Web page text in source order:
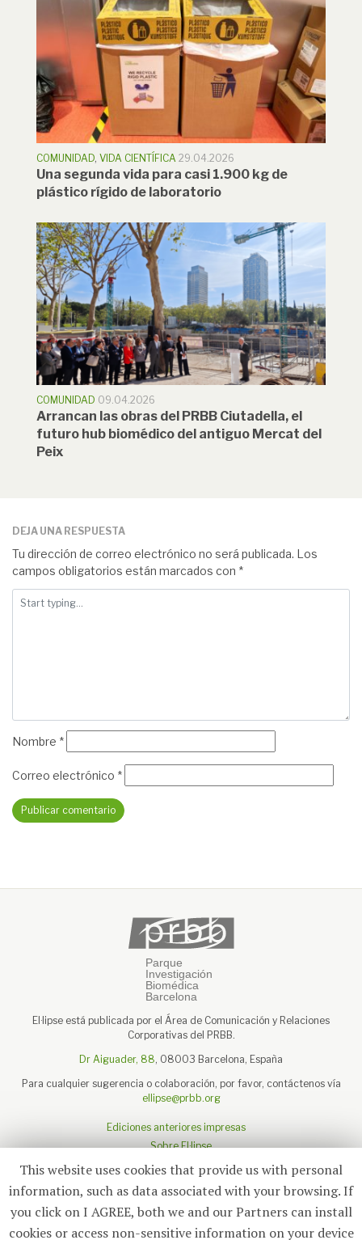
COMUNIDAD, VIDA CIENTÍFICA 29.04.2026
Una segunda vida para casi 1.900 kg de
plástico rígido de laboratorio
COMUNIDAD 09.04.2026
Arrancan las obras del PRBB Ciutadella, el
futuro hub biomédico del antiguo Mercat del
Peix
DEJA UNA RESPUESTA
Tu dirección de correo electrónico no será publicada. Los
campos obligatorios están marcados con *
Nombre *
Correo electrónico *
El·lipse está publicada por el Área de Comunicación y Relaciones
Corporativas del PRBB.
Dr Aiguader, 88, 08003 Barcelona, España
Para cualquier sugerencia o colaboración, por favor, contáctenos vía
ellipse@prbb.org
Ediciones anteriores impresas
Sobre El·lipse
Sobre el PRBB
This website uses cookies that provide us with personal
information, such as data associated with your browsing. If
you click on I AGREE, both we and our Partners can install
cookies or access non-sensitive information on your device